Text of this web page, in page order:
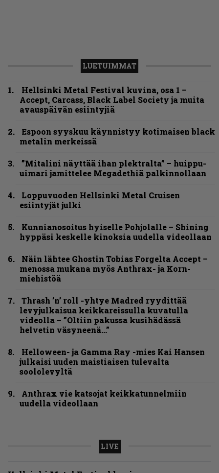
LUETUIMMAT
Hellsinki Metal Festival kuvina, osa 1 –
Accept, Carcass, Black Label Society ja muita
avauspäivän esiintyjiä
Espoon syyskuu käynnistyy kotimaisen black
metalin merkeissä
”Mitalini näyttää ihan plektralta” – huippu-
uimari jamittelee Megadethiä palkinnollaan
Loppuvuoden Hellsinki Metal Cruisen
esiintyjät julki
Kunnianosoitus hyiselle Pohjolalle – Shining
hyppäsi keskelle kinoksia uudella videollaan
Näin lähtee Ghostin Tobias Forgelta Accept –
menossa mukana myös Anthrax- ja Korn-
miehistöä
Thrash ’n’ roll -yhtye Madred ryydittää
levyjulkaisua keikkareissulla kuvatulla
videolla – ”Oltiin pakussa kusihädässä
helvetin väsyneenä…”
Helloween- ja Gamma Ray -mies Kai Hansen
julkaisi uuden maistiaisen tulevalta
soololevyltä
Anthrax vie katsojat keikkatunnelmiin
uudella videollaan
LIVE